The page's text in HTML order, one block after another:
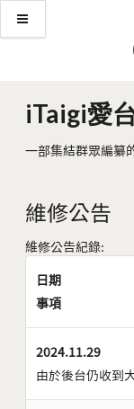
iTaigi愛
一部集結群眾編纂
維修公告
維修公告紀錄:
日期
事項
2024.11.29
由於後台仍收到